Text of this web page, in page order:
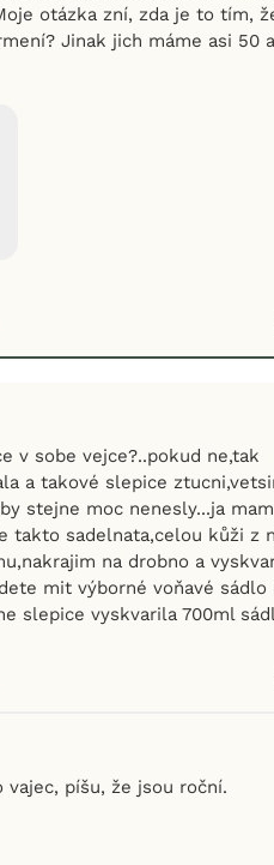
otázka zní, zda je to tím,
Jinak jich máme asi 50
v sobe vejce?..pokud ne,tak
a takové slepice
stejne moc nenesly...ja
takto sadelnata,celou kůži z
na drobno a
mit výborné voňavé sádlo
slepice vyskvarila 700ml
vajec, píšu, že jsou roční.